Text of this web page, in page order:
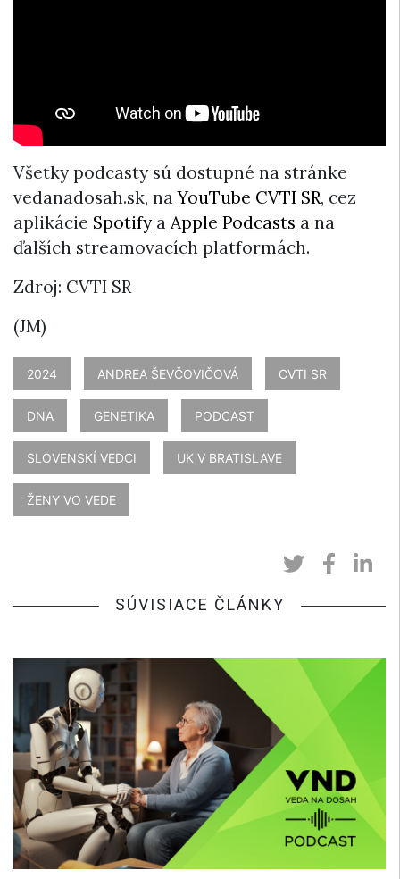
Všetky podcasty sú dostupné na stránke
vedanadosah.sk, naYouTube CVTI SR, cez
aplikácie Spotifya Apple Podcasts a na
ďalších streamovacích platformách.
Zdroj: CVTI SR
(JM)
2024 ANDREA ŠEVČOVIČOVÁ CVTI SR
DNA GENETIKA PODCAST
SLOVENSKÍ VEDCI UK V BRATISLAVE
ŽENY VO VEDE
SÚVISIACE ČLÁNKY